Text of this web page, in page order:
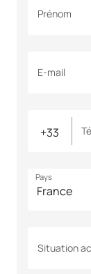
Prénom
E-mail
Pays
Situation